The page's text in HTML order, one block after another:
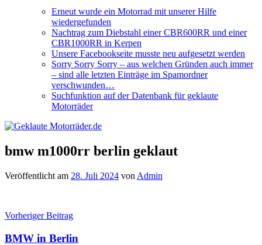
Erneut wurde ein Motorrad mit unserer Hilfe
wiedergefunden
Nachtrag zum Diebstahl einer CBR600RR und einer
CBR1000RR in Kerpen
Unsere Facebookseite musste neu aufgesetzt werden
Sorry Sorry Sorry – aus welchen Gründen auch immer
– sind alle letzten Einträge im Spamordner
verschwunden…
Suchfunktion auf der Datenbank für geklaute
Motorräder
bmw m1000rr berlin geklaut
Veröffentlicht am 28. Juli 2024 von Admin
Beitragsnavigation
Vorheriger Beitrag
BMW in Berlin